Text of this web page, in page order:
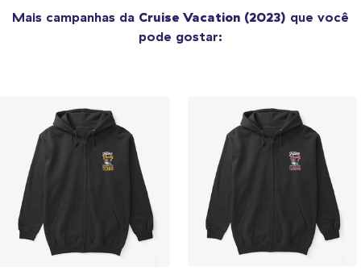
Mais campanhas da Cruise Vacation (2023) que você
pode gostar: